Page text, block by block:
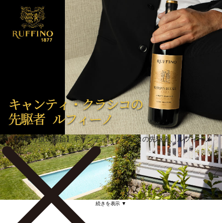
レイル・ヴィンヤーズでは、流行を追いかけることはしません。代わりに、豊かなレガシーの高潔
さに忠実であり続けるという責任をもち、ワインを匠に造ります。自社畑のモールヒルとトーテ
ム、加えてその他の名高いナパの畑で造られた、私どものワインは、雄弁に家族愛と、ナパ・ヴァ
レーで出来る最上級ワインを醸造する家族の伝統の物語を表現しています。 クラシックな生産者と
して、レイル・ヴィンヤーズのエクセレンスへの探求に、決して完全というものはありません。こ
れはたとえパーカーで“完璧”な100ポイントという、世界的賛辞を受けた後も変わりません。その評
価は単に、将来ブランドのレガシーの一部になる出来事だったと考え、家族がホームと呼ぶヴァレ
ーを超えて、現在各地で名を馳せる、ワイナリーの静かな自信を強めるものでした。
続きを表示 ▼
【お取り扱い開始】キャンティ・クラシコの先駆者、ルフィーノ